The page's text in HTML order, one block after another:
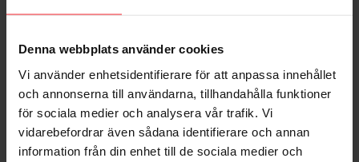
Denna webbplats använder cookies
Vi använder enhetsidentifierare för att anpassa innehållet
och annonserna till användarna, tillhandahålla funktioner
för sociala medier och analysera vår trafik. Vi
vidarebefordrar även sådana identifierare och annan
information från din enhet till de sociala medier och